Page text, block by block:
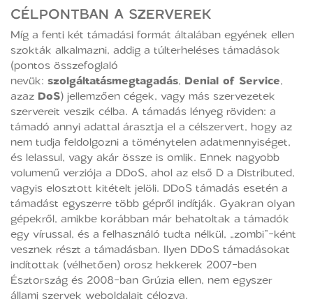
CÉLPONTBAN A SZERVEREK
Míg a fenti két támadási formát általában egyének ellen
szokták alkalmazni, addig a túlterheléses támadások
(pontos összefoglaló
nevük: szolgáltatásmegtagadás, Denial of Service,
azaz DoS) jellemzően cégek, vagy más szervezetek
szervereit veszik célba. A támadás lényeg röviden: a
támadó annyi adattal árasztja el a célszervert, hogy az
nem tudja feldolgozni a töménytelen adatmennyiséget,
és lelassul, vagy akár össze is omlik. Ennek nagyobb
volumenű verziója a DDoS, ahol az első D a Distributed,
vagyis elosztott kitételt jelöli. DDoS támadás esetén a
támadást egyszerre több gépről indítják. Gyakran olyan
gépekről, amikbe korábban már behatoltak a támadók
egy vírussal, és a felhasználó tudta nélkül, „zombi”-ként
vesznek részt a támadásban. Ilyen DDoS támadásokat
indítottak (vélhetően) orosz hekkerek 2007-ben
Észtország és 2008-ban Grúzia ellen, nem egyszer
állami szervek weboldalait célozva.